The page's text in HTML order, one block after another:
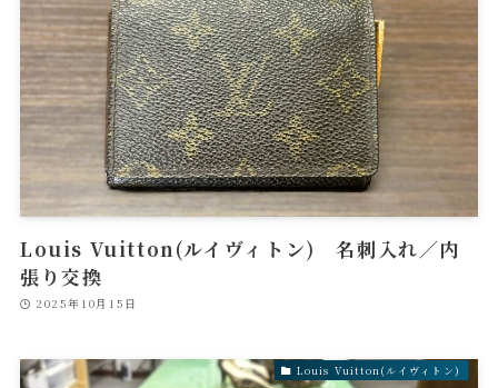
Louis Vuitton(ルイヴィトン) 名刺入れ／内
張り交換
2025年10月15日
Louis Vuitton(ルイヴィトン)